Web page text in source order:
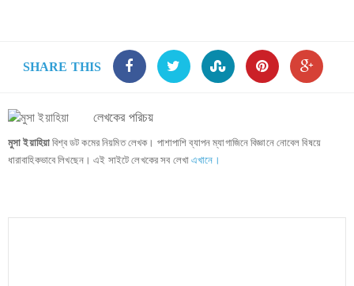
SHARE THIS
লেখকের পরিচয়
মুসা ইয়াহিয়া বিশ্ব ডট কমের নিয়মিত লেখক। পাশাপাশি ব্যাপন ম্যাগাজিনে বিজ্ঞানে নোবেল বিষয়ে
ধারাবাহিকভাবে লিখছেন। এই সাইটে লেখকের সব লেখাএখানে।